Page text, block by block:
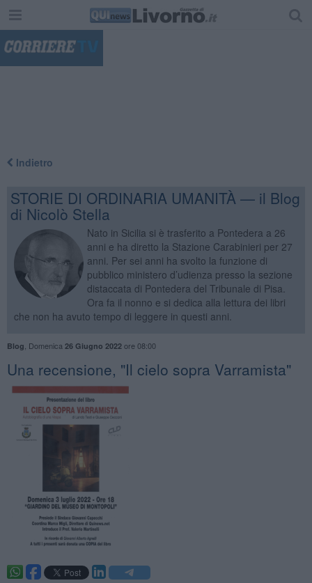
Indietro
STORIE DI ORDINARIA UMANITÀ — il Blog
di Nicolò Stella
Nato in Sicilia si è trasferito a Pontedera a 26
anni e ha diretto la Stazione Carabinieri per 27
anni. Per sei anni ha svolto la funzione di
pubblico ministero d’udienza presso la sezione
distaccata di Pontedera del Tribunale di Pisa.
Ora fa il nonno e si dedica alla lettura dei libri
che non ha avuto tempo di leggere in questi anni.
Blog Domenica 26 Giugno 2022ore 08:00
Una recensione, "Il cielo sopra Varramista"